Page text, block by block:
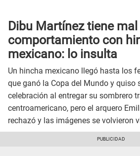
Dibu Martínez tiene mal
comportamiento con
mexicano: lo insulta
Un hincha mexicano llegó hasta los
que ganó la Copa del Mundo y quiso
celebración al entregar su sombrero
centroamericano, pero el arquero
rechazó y las imágenes se volvieron